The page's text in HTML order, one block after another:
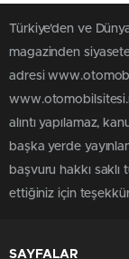
Türkiye'den ve
magazinden
adresi
alıntı yapılamaz,
başka yerde
başvuru hakkı
ettiğiniz için
SAYFALAR